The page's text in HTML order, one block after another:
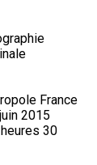
France
2015
30